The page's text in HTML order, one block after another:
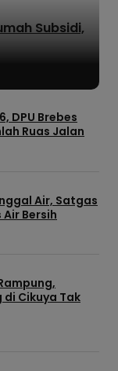
Subsidi,
DPU Brebes
Ruas Jalan
Air, Satgas
Bersih
di Cikuya Tak